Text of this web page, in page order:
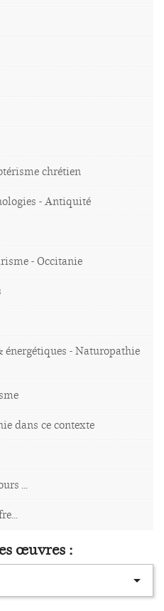
chrétien
- Antiquité
- Occitanie
- Naturopathie
dans ce contexte
...
œuvres :
